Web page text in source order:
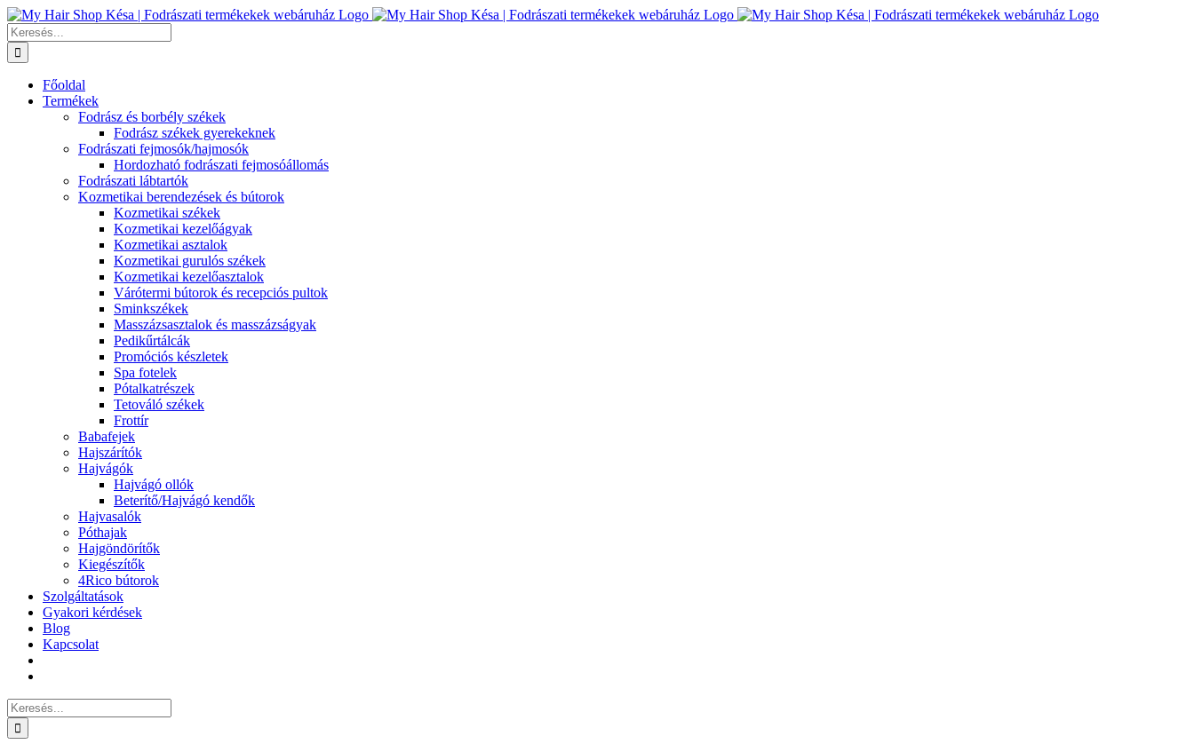
Kihagyás
Keresés...
Főoldal
Termékek
Fodrász és borbély székek
Fodrász székek gyerekeknek
Fodrászati fejmosók/hajmosók
Hordozható fodrászati fejmosóállomás
Fodrászati lábtartók
Kozmetikai berendezések és bútorok
Kozmetikai székek
Kozmetikai kezelőágyak
Kozmetikai asztalok
Kozmetikai gurulós székek
Kozmetikai kezelőasztalok
Várótermi bútorok és recepciós pultok
Sminkszékek
Masszázsasztalok és masszázságyak
Pedikűrtálcák
Promóciós készletek
Spa fotelek
Pótalkatrészek
Tetováló székek
Frottír
Babafejek
Hajszárítók
Hajvágók
Hajvágó ollók
Beterítő/Hajvágó kendők
Hajvasalók
Póthajak
Hajgöndörítők
Kiegészítők
4Rico bútorok
Szolgáltatások
Gyakori kérdések
Blog
Kapcsolat
Keresés...